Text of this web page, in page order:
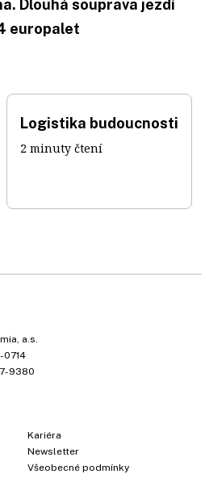
Dlouhá souprava jezdí
europalet
Logistika budoucnosti
2 minuty čtení
a.s.
0714
9380
Kariéra
Newsletter
Všeobecné podmínky